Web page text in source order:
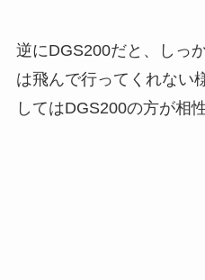
逆にDGS200だと、しっ
は飛んで行ってくれない
してはDGS200の方が相